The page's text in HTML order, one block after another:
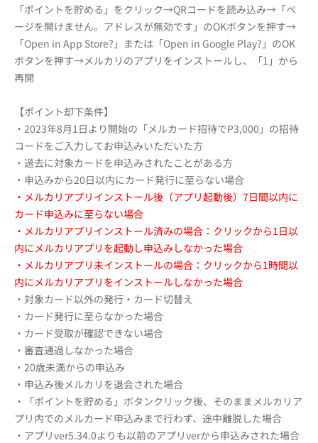
「ポイントを貯める」をクリック→QRコードを読み込み→「ペ
ージを開けません。アドレスが無効です」のOKボタンを押す→
「Open in App Store?」または「Open in Google Play?」のOK
ボタンを押す→メルカリのアプリをインストールし、「1」から
再開
【ポイント却下条件】
・2023年8月1日より開始の「メルカード招待でP3,000」 の招待
コードをご入力してお申込みいただいた方
・過去に対象カードを申込みされたことがある方
・申込みから20日以内にカード発行に至らない場合
・メルカリアプリインストール後（アプリ起動後）7日間以内に
カード申込みに至らない場合
・メルカリアプリインストール済みの場合：クリックから1日以
内にメルカリアプリを起動し申込みしなかった場合
・メルカリアプリ未インストールの場合：クリックから1時間以
内にメルカリアプリをインストールしなかった場合
・対象カード以外の発行・カード切替え
・カード発行に至らなかった場合
・カード受取が確認できない場合
・審査通過しなかった場合
・20歳未満からの申込み
・申込み後メルカリを退会された場合
・「ポイントを貯める」ボタンクリック後、そのままメルカリア
プリ内でのメルカード申込みまで行わず、途中離脱した場合
・アプリver5.34.0よりも以前のアプリverから申込みされた場合